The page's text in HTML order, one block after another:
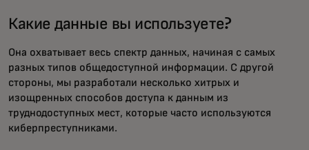
Какие данные вы используете?
Она охватывает весь спектр данных, начиная с самых
разных типов общедоступной информации. С другой
стороны, мы разработали несколько хитрых и
изощренных способов доступа к данным из
труднодоступных мест, которые часто используются
киберпреступниками.